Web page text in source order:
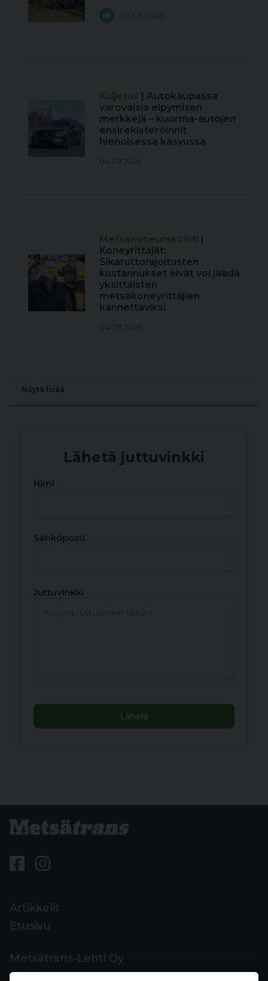
05.08.2026
Kuljetus
| Autokaupassa
varovaisia elpymisen
merkkejä – kuorma-autojen
ensirekisteröinnit
hienoisessa kasvussa
04.08.2026
Metsäkoneurakointi
Koneyrittäjät:
Sikaruttorajoitusten
kustannukset eivät voi jäädä
yksittäisten
metsäkoneyrittäjien
kannettaviksi
04.08.2026
Näytä lisää
Lähetä juttuvinkki
Nimi
Sähköposti
Juttuvinkki
Lähetä
Artikkelit
Etusivu
Metsätrans-Lehti Oy
Asiakaspalvelu